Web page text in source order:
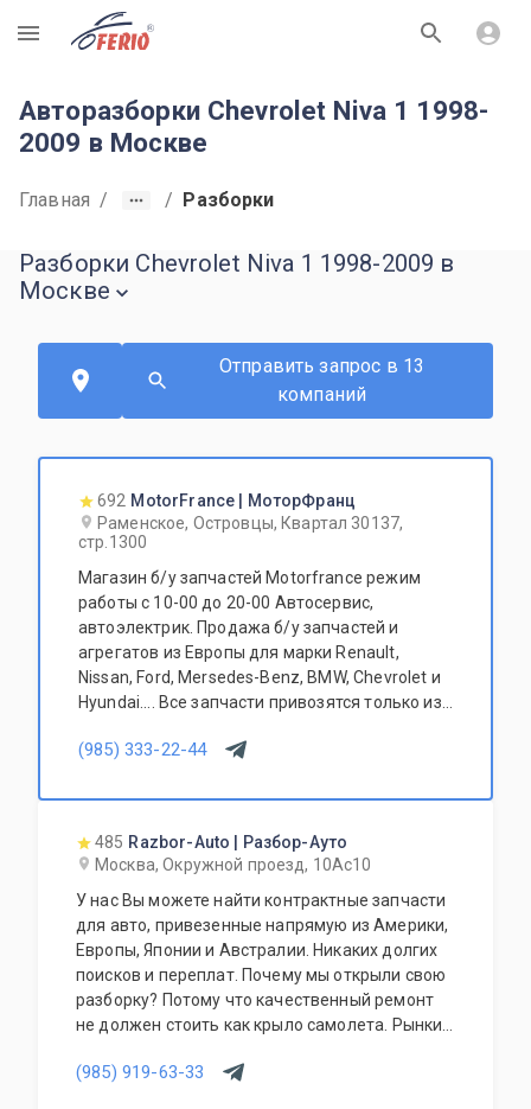
R
Авторазборки Chevrolet Niva 1 1998-
2009 в Москве
Главная / / Разборки
Разборки Chevrolet Niva 1 1998-2009 в
Москве
Отправить запрос в 13
компаний
692 MotorFrance | МоторФранц
Раменское, Островцы, Квартал 30137,
стр.1300
Магазин б/у запчастей Motorfrance режим
работы с 10-00 до 20-00 Автосервис,
автоэлектрик. Продажа б/у запчастей и
агрегатов из Европы для марки Renault,
Nissan, Ford, Mersedes-Benz, BMW, Chevrolet и
Hyundai.... Все запчасти привозятся только из
(985) 333-22-44
485 Razbor-Auto | Разбор-Ауто
Москва, Окружной проезд, 10Ас10
У нас Вы можете найти контрактные запчасти
для авто, привезенные напрямую из Америки,
Европы, Японии и Австралии. Никаких долгих
поисков и переплат. Почему мы открыли свою
разборку? Потому что качественный ремонт
не должен стоить как крыло самолета. Рынки
отличных доноров с живыми узлами. Мы
(985) 919-63-33